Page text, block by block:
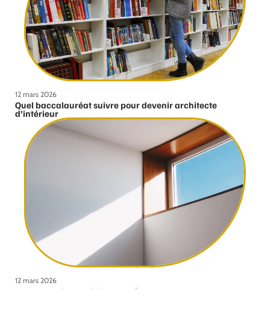
12 mars 2026
Quel baccalauréat suivre pour devenir architecte
d’intérieur
12 mars 2026
Comment bien choisir ses fenêtres ?